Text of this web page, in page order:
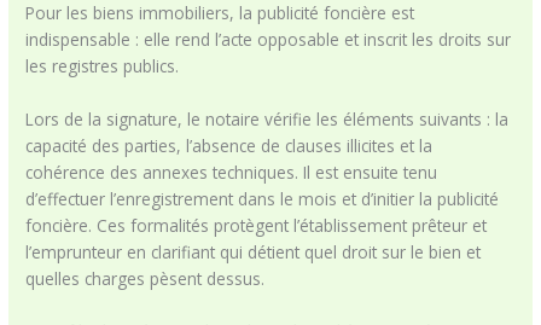
Pour les biens immobiliers, la publicité foncière est
indispensable : elle rend l’acte opposable et inscrit les droits sur
les registres publics.
Lors de la signature, le notaire vérifie les éléments suivants : la
capacité des parties, l’absence de clauses illicites et la
cohérence des annexes techniques. Il est ensuite tenu
d’effectuer l’enregistrement dans le mois et d’initier la publicité
foncière. Ces formalités protègent l’établissement prêteur et
l’emprunteur en clarifiant qui détient quel droit sur le bien et
quelles charges pèsent dessus.